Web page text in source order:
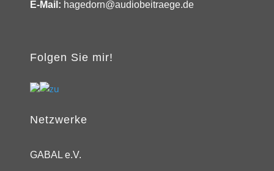
E-Mail: hagedorn@audiobeitraege.de
Folgen Sie mir!
Netzwerke
GABAL e.V.